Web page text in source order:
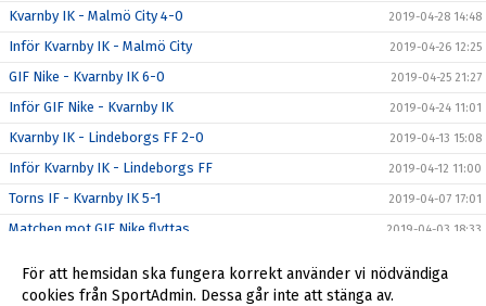
Kvarnby IK - Malmö City 4-0 2019-04-28 14:48
Inför Kvarnby IK - Malmö City 2019-04-26 12:25
GIF Nike - Kvarnby IK 6-0 2019-04-25 21:27
Inför GIF Nike - Kvarnby IK 2019-04-24 11:01
Kvarnby IK - Lindeborgs FF 2-0 2019-04-13 15:08
Inför Kvarnby IK - Lindeborgs FF 2019-04-12 11:00
Torns IF - Kvarnby IK 5-1 2019-04-07 17:01
Matchen mot GIF Nike flyttas 2019-04-03 18:33
Inför Dalby GIF/Genarps IF - Kvarnby IK 2019-03-15 11:00
För att hemsidan ska fungera korrekt använder vi nödvändiga
cookies från SportAdmin. Dessa går inte att stänga av.